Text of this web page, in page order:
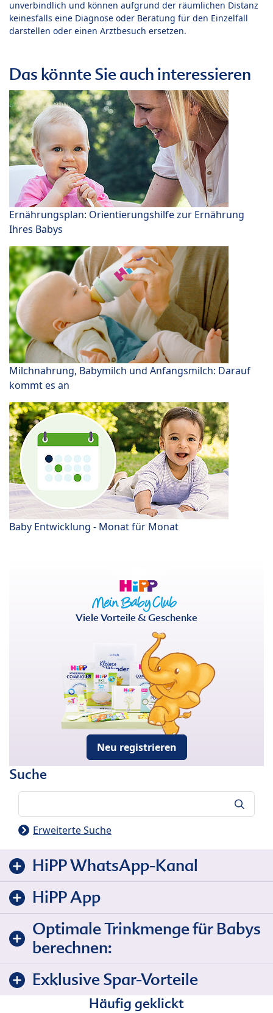
unverbindlich und können aufgrund der räumlichen Distanz
keinesfalls eine Diagnose oder Beratung für den Einzelfall
darstellen oder einen Arztbesuch ersetzen.
Das könnte Sie auch interessieren
Ernährungsplan: Orientierungshilfe zur Ernährung
Ihres Babys
Milchnahrung, Babymilch und Anfangsmilch: Darauf
kommt es an
Baby Entwicklung - Monat für Monat
Viele Vorteile & Geschenke
Neu registrieren
Suche
Erweiterte Suche
HiPP WhatsApp-Kanal
HiPP App
Optimale Trinkmenge für Babys
berechnen:
Exklusive Spar-Vorteile
Häufig geklickt